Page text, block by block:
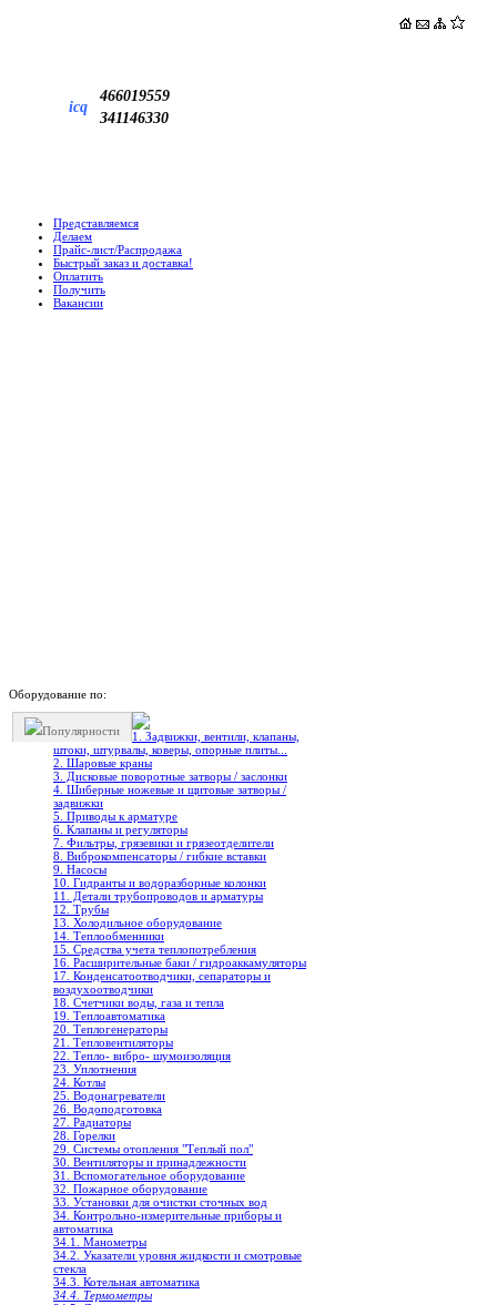
icq
466019559
341146330
Представляемся
Делаем
Прайс-лист/Распродажа
Быстрый заказ и доставка!
Оплатить
Получить
Вакансии
Оборудование по:
Популярности
1. Задвижки, вентили, клапаны,
штоки, штурвалы, коверы, опорные плиты...
2. Шаровые краны
3. Дисковые поворотные затворы / заслонки
4. Шиберные ножевые и щитовые затворы /
задвижки
5. Приводы к арматуре
6. Клапаны и регуляторы
7. Фильтры, грязевики и грязеотделители
8. Виброкомпенсаторы / гибкие вставки
9. Насосы
10. Гидранты и водоразборные колонки
11. Детали трубопроводов и арматуры
12. Трубы
13. Холодильное oборудование
14. Теплообменники
15. Средства учета теплопотребления
16. Расширительные баки / гидроаккамуляторы
17. Конденсатоотводчики, сепараторы и
воздухоотводчики
18. Счетчики воды, газа и тепла
19. Теплоавтоматика
20. Теплогенераторы
21. Тепловентиляторы
22. Тепло- вибро- шумоизоляция
23. Уплотнения
24. Котлы
25. Водонагреватели
26. Водоподготовка
27. Радиаторы
28. Горелки
29. Системы отопления "Теплый пол"
30. Вентиляторы и принадлежности
31. Вспомогательное оборудование
32. Пожарное оборудование
33. Установки для очистки сточных вод
34. Контрольно-измерительные приборы и
автоматика
34.1. Манометры
34.2. Указатели уровня жидкости и смотровые
стекла
34.3. Котельная автоматика
34.4. Термометры